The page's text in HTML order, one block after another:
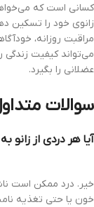
کسانی است که
زانوی خود را تسکین
مراقبت روزانه،
می‌تواند کیفیت
عضلانی را بگیرد.
سوالات
آیا هر دردی از
خیر. درد ممکن است
خون یا حتی تغذیه